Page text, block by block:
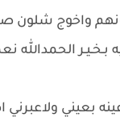
واخوج شلون
بـﺨـيـﺮ
بعيني